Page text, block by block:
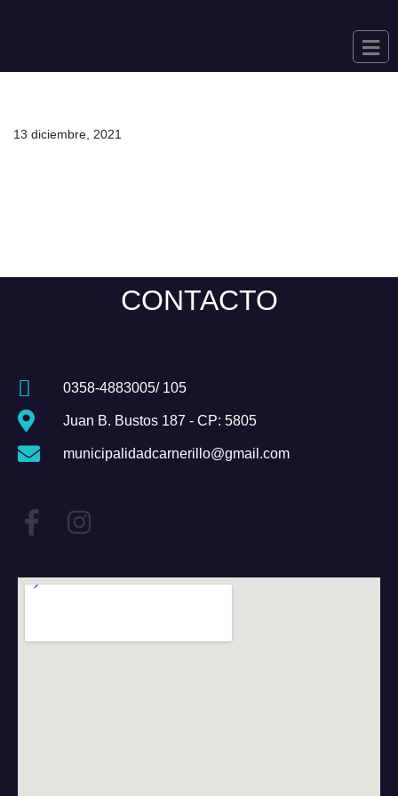
al
13 diciembre, 2021
CONTACTO
0358-4883005/ 105
Juan B. Bustos 187 - CP: 5805
municipalidadcarnerillo@gmail.com